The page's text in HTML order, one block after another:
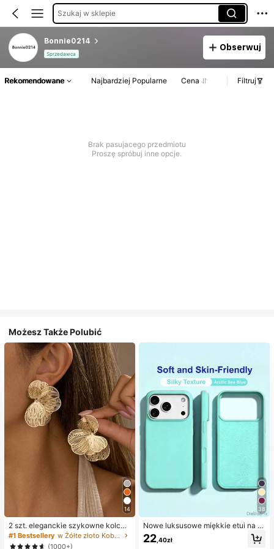
Szukaj w sklepie
Bonnie0214
Sprzedawca
Obserwuj
Rekomendowane Najbardziej Popularne Cena Filtruj
Brak pasujacego przedmiotu
Proszę spróbuj inne opcje.
Możesz Także Polubić
14
2 szt. eleganckie szykowne kolczy
ki wkręcane z kwiatem w kolorze z
łotym, odpowiednie dla kobiet na c
#1 Bestsellery
w Żółte złoto Kobiece kolczyki Hoop
(1000+)
38
Nowe luksusowe miękkie etui na te
lefon w kolorze beżowym, odporne
na wstrząsy, kompatybilne z 17 16
22 ,40zł